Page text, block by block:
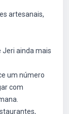
artesanais,
Jeri ainda mais
um número
com